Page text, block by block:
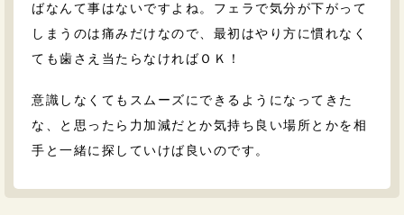
ばなんて事はないですよね。フェラで気分が下がって
しまうのは痛みだけなので、最初はやり方に慣れなく
ても歯さえ当たらなければＯＫ！
意識しなくてもスムーズにできるようになってきた
な、と思ったら力加減だとか気持ち良い場所とかを相
手と一緒に探していけば良いのです。